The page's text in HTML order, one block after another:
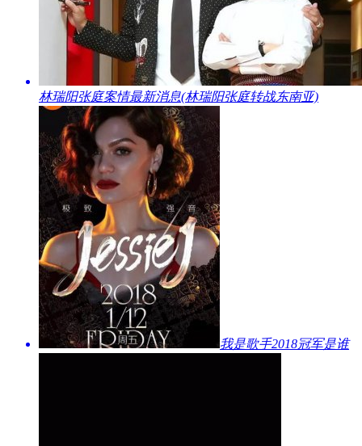
​林瑞阳张庭案情最新消息(林瑞阳张庭转战东南亚)
​我是歌手2018冠军是谁